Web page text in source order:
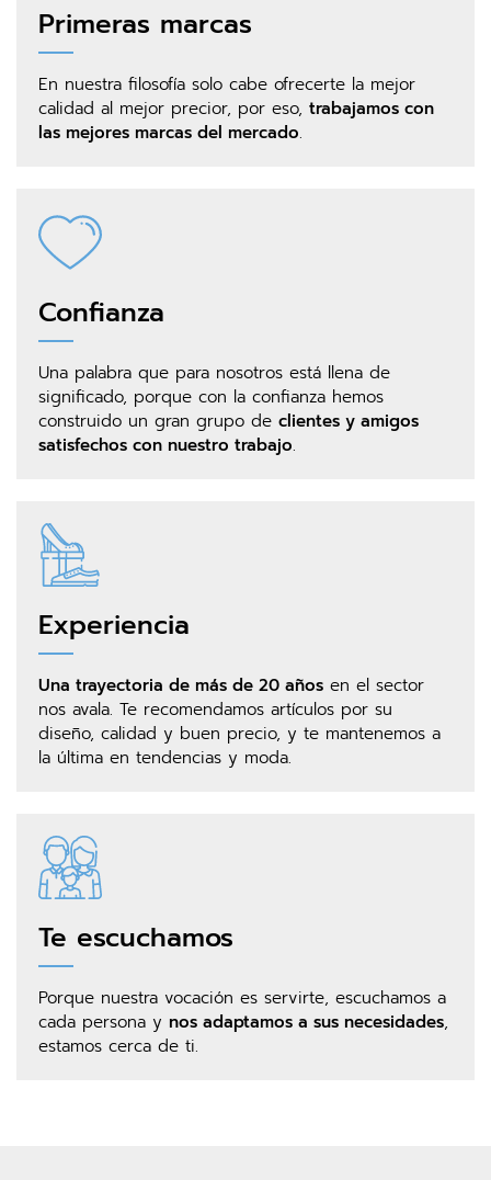
Primeras marcas
En nuestra filosofía solo cabe ofrecerte la mejor
calidad al mejor precior, por eso, trabajamos con
las mejores marcas del mercado.
Confianza
Una palabra que para nosotros está llena de
significado, porque con la confianza hemos
construido un gran grupo de clientes y amigos
satisfechos con nuestro trabajo.
Experiencia
Una trayectoria de más de 20 años en el sector
nos avala. Te recomendamos artículos por su
diseño, calidad y buen precio, y te mantenemos a
la última en tendencias y moda.
Te escuchamos
Porque nuestra vocación es servirte, escuchamos a
cada persona y nos adaptamos a sus necesidades,
estamos cerca de ti.